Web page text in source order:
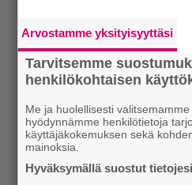
Arvostamme yksityisyyttäsi
Tarvitsemme
henkilökohtaisen
Me ja huolellisesti
hyödynnämme henkilötietoja
käyttäjäkokemuksen sekä
mainoksia.
Hyväksymällä suostut